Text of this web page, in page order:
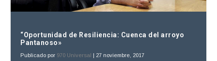
“Oportunidad de Resiliencia: Cuenca del arroyo
Pantanoso»
Publicado por 970 Universal | 27 noviembre, 2017